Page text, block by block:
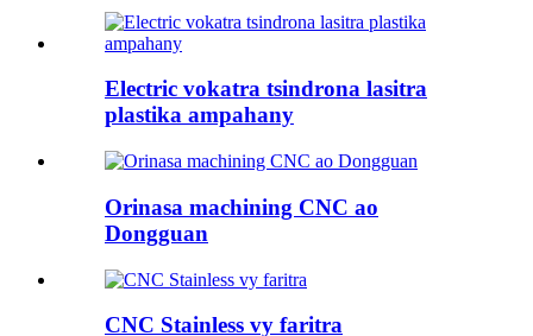
Electric vokatra tsindrona lasitra
plastika ampahany
Orinasa machining CNC ao
Dongguan
CNC Stainless vy faritra